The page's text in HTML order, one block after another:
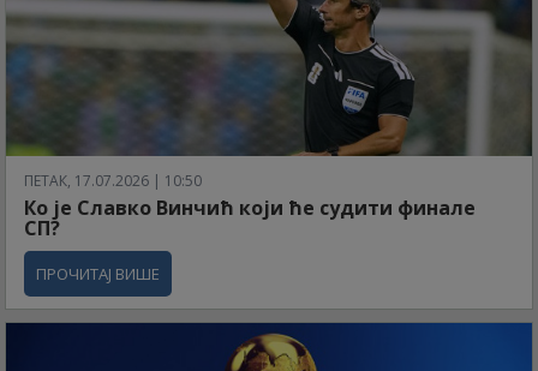
ПЕТАК, 17.07.2026 | 10:50
Ко је Славко Винчић који ће судити финале
СП?
ПРОЧИТАЈ ВИШЕ